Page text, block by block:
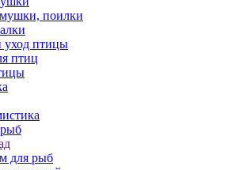
поилки
уход птицы
птиц
для рыб